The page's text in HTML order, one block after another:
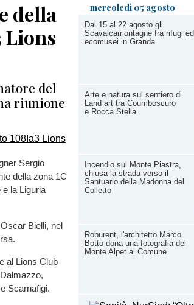
mercoledì 05 agosto
Dal 15 al 22 agosto gli
Scavalcamontagne fra rifugi ed
ecomusei in Granda
Arte e natura sul sentiero di
Land art tra Coumboscuro
e Rocca Stella
Incendio sul Monte Piastra,
chiusa la strada verso il
Santuario della Madonna del
Colletto
Roburent, l'architetto Marco
Botto dona una fotografia del
Monte Alpet al Comune
della
Lions
del
riunione
Sergio
della zona 1C
la Liguria
Bielli, nel
al Lions Club
Scarnafigi.